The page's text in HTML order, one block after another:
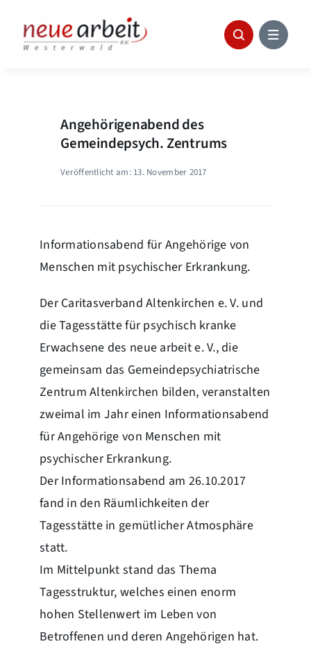
content
Angehörigenabend des
Gemeindepsych. Zentrums
Veröffentlicht am: 13. November 2017
Informationsabend für Angehörige von
Menschen mit psychischer Erkrankung.
Der Caritasverband Altenkirchen e. V. und
die Tagesstätte für psychisch kranke
Erwachsene des neue arbeit e. V., die
gemeinsam das Gemeindepsychiatrische
Zentrum Altenkirchen bilden, veranstalten
zweimal im Jahr einen Informationsabend
für Angehörige von Menschen mit
psychischer Erkrankung.
Der Informationsabend am 26.10.2017
fand in den Räumlichkeiten der
Tagesstätte in gemütlicher Atmosphäre
statt.
Im Mittelpunkt stand das Thema
Tagesstruktur, welches einen enorm
hohen Stellenwert im Leben von
Betroffenen und deren Angehörigen hat.